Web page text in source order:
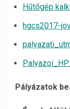
Hűtőgép
hgcs2017-
Pályázatok